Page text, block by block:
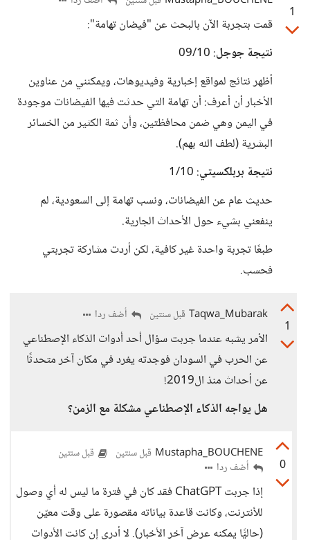
1
قمت بتجربة الآن بالبحث عن "فيضان تهامة":
نتيجة جوجل: 09/10
أظهر نتائج لمواقع إخبارية وفيديوهات، ويمكنني من عناوين
الأخبار أن أعرف: أن تهامة التي حدثت فيها الفيضانات موجودة
في اليمن وهي ضمن محافظتين، وأن ثمة الكثير من الخسائر
البشرية (لطف الله بهم).
نتيجة بربلكسيتي: 1/10
حديث عام عن الفيضانات، ونسب تهامة إلى السعودية، لم
ينفعني بشيء حول الأحداث الجارية.
طبعًا تجربة واحدة غير كافية، لكن أردت مشاركة تجربتي
فحسب.
1
Taqwa_Mubarak قبل سنتين أضف ردا
الأمر يشبه عندما جربت سؤال أحد أدوات الذكاء الإصطناعي
عن الحرب في السودان فوجدته يغرد في مكان آخر متحدثًا
عن أحداث منذ ال2019!
هل يواجه الذكاء الإصطناعي مشكلة مع الزمن؟
0
Mustapha_BOUCHENE قبل سنتين قبل سنتين
أضف ردا
إذا جربت ChatGPT فقد كان في فترة ما ليس له أي وصول
للأنترنت، وكانت قاعدة بياناته مقصورة على وقت معيّن
(حاليًّا يمكنه عرض آخر الأخبار). لا أدري إن كانت الأدوات